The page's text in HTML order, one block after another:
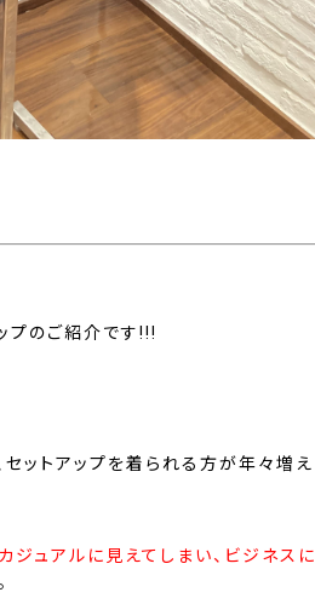
プのご紹介です!!!
ットアップを着られる方が年々増え
カジュアルに見えてしまい、ビジネスに